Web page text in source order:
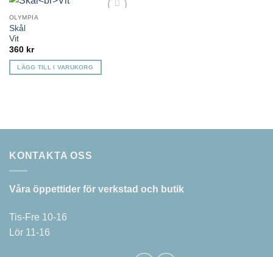
OLYMPIA
Skål
Vit
360 kr
LÄGG TILL I VARUKORG
KONTAKTA OSS
Våra öppettider för verkstad och butik
Tis-Fre 10-16
Lör 11-16